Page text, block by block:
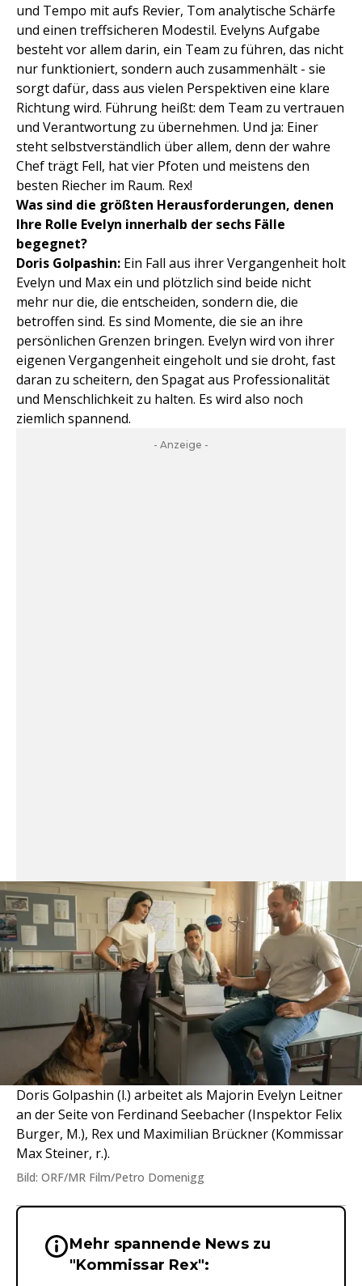
und Tempo mit aufs Revier, Tom analytische Schärfe
und einen treffsicheren Modestil. Evelyns Aufgabe
besteht vor allem darin, ein Team zu führen, das nicht
nur funktioniert, sondern auch zusammenhält - sie
sorgt dafür, dass aus vielen Perspektiven eine klare
Richtung wird. Führung heißt: dem Team zu vertrauen
und Verantwortung zu übernehmen. Und ja: Einer
steht selbstverständlich über allem, denn der wahre
Chef trägt Fell, hat vier Pfoten und meistens den
besten Riecher im Raum. Rex!
Was sind die größten Herausforderungen, denen
Ihre Rolle Evelyn innerhalb der sechs Fälle
begegnet?
Doris Golpashin: Ein Fall aus ihrer Vergangenheit holt
Evelyn und Max ein und plötzlich sind beide nicht
mehr nur die, die entscheiden, sondern die, die
betroffen sind. Es sind Momente, die sie an ihre
persönlichen Grenzen bringen. Evelyn wird von ihrer
eigenen Vergangenheit eingeholt und sie droht, fast
daran zu scheitern, den Spagat aus Professionalität
und Menschlichkeit zu halten. Es wird also noch
ziemlich spannend.
- Anzeige -
Doris Golpashin (l.) arbeitet als Majorin Evelyn Leitner
an der Seite von Ferdinand Seebacher (Inspektor Felix
Burger, M.), Rex und Maximilian Brückner (Kommissar
Max Steiner, r.).
Bild: ORF/MR Film/Petro Domenigg
Wichtige Hinweise &
Mehr spannende News zu
"Kommissar Rex":